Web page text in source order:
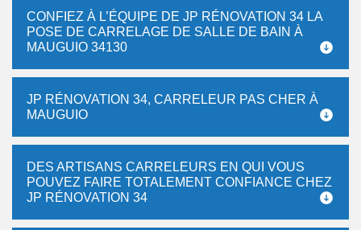
CONFIEZ À L’ÉQUIPE DE JP RÉNOVATION 34 LA
POSE DE CARRELAGE DE SALLE DE BAIN À
MAUGUIO 34130
JP RÉNOVATION 34, CARRELEUR PAS CHER À
MAUGUIO
DES ARTISANS CARRELEURS EN QUI VOUS
POUVEZ FAIRE TOTALEMENT CONFIANCE CHEZ
JP RÉNOVATION 34